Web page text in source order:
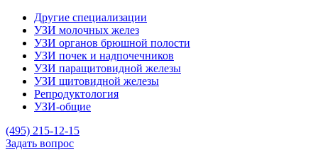
Другие специализации
УЗИ молочных желез
УЗИ органов брюшной полости
УЗИ почек и надпочечников
УЗИ паращитовидной железы
УЗИ щитовидной железы
Репродуктология
УЗИ-общие
(495) 215-12-15
Задать вопрос